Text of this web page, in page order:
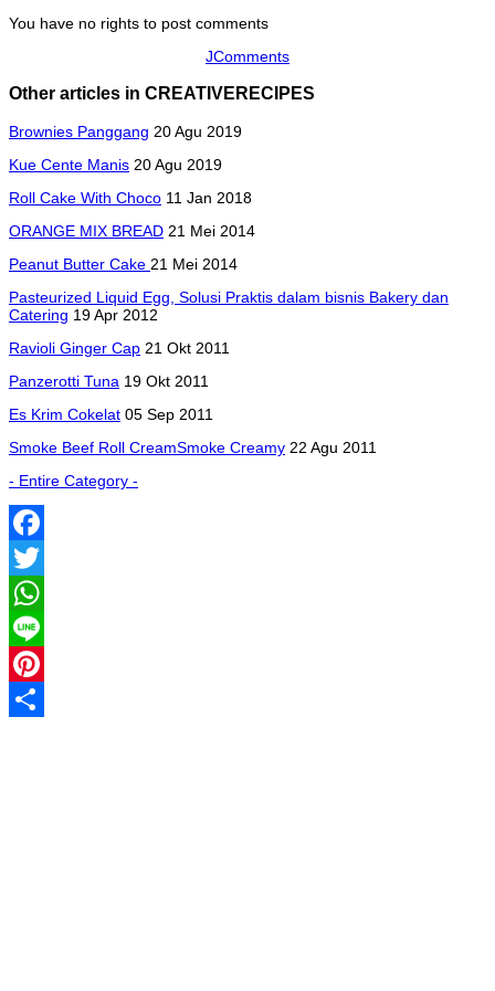
You have no rights to post comments
JComments
Other articles in CREATIVERECIPES
Brownies Panggang 20 Agu 2019
Kue Cente Manis 20 Agu 2019
Roll Cake With Choco 11 Jan 2018
ORANGE MIX BREAD 21 Mei 2014
Peanut Butter Cake 21 Mei 2014
Pasteurized Liquid Egg, Solusi Praktis dalam bisnis Bakery dan
Catering 19 Apr 2012
Ravioli Ginger Cap 21 Okt 2011
Panzerotti Tuna 19 Okt 2011
Es Krim Cokelat 05 Sep 2011
Smoke Beef Roll CreamSmoke Creamy 22 Agu 2011
- Entire Category -
Facebook
Twitter
WhatsApp
Line
Pinterest